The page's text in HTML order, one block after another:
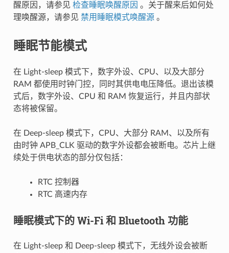
醒原因，请参见 检查睡眠唤醒原因 。关于醒来后如何处
理唤醒源，请参见 禁用睡眠模式唤醒源 。
睡眠节能模式
在 Light-sleep 模式下，数字外设、CPU、以及大部分
RAM 都使用时钟门控，同时其供电电压降低。退出该模
式后，数字外设、CPU 和 RAM 恢复运行，并且内部状
态将被保留。
在 Deep-sleep 模式下，CPU、大部分 RAM、以及所有
由时钟 APB_CLK 驱动的数字外设都会被断电。芯片上继
续处于供电状态的部分仅包括：
RTC 控制器
RTC 高速内存
睡眠模式下的 Wi-Fi 和 Bluetooth 功能
在 Light-sleep 和 Deep-sleep 模式下，无线外设会被断